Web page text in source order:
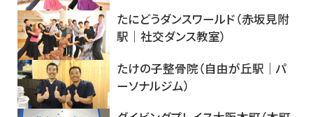
たにどうダンスワールド（赤坂見附
駅｜社交ダンス教室）
たけの子整骨院（自由が丘駅｜パ
ーソナルジム）